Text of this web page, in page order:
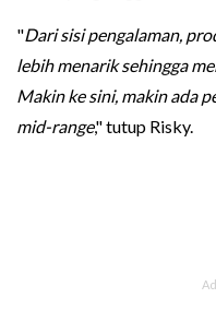
"Dari sisi pengalaman,
lebih menarik sehingga
Makin ke sini, makin ada
mid-range," tutup Risky.